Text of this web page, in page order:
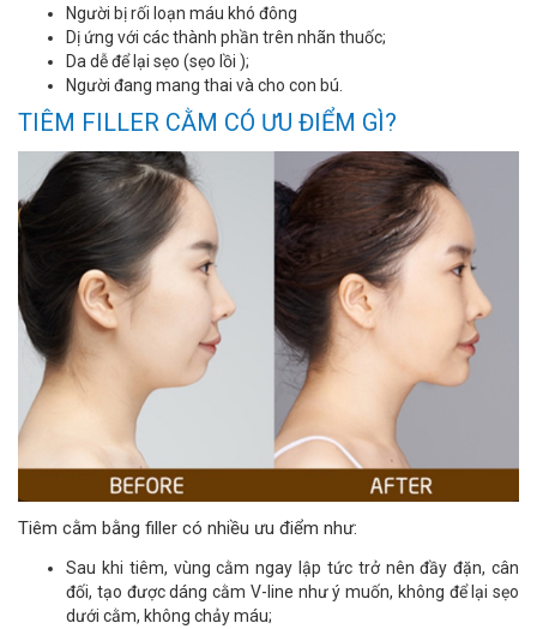
Người bị rối loạn máu khó đông
Dị ứng với các thành phần trên nhãn thuốc;
Da dễ để lại sẹo (sẹo lồi );
Người đang mang thai và cho con bú.
TIÊM FILLER CẰM CÓ ƯU ĐIỂM GÌ?
Tiêm cằm bằng filler có nhiều ưu điểm như:
Sau khi tiêm, vùng cằm ngay lập tức trở nên đầy đặn, cân
đối, tạo được dáng cằm V-line như ý muốn, không để lại sẹo
dưới cằm, không chảy máu;